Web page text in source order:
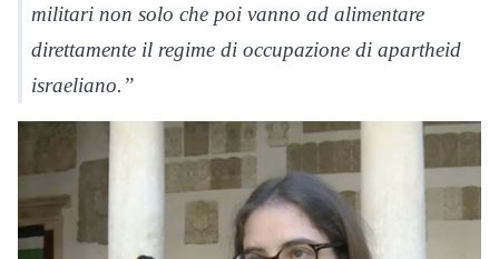
militari non solo che poi vanno ad alimentare
direttamente il regime di occupazione di apartheid
israeliano.”